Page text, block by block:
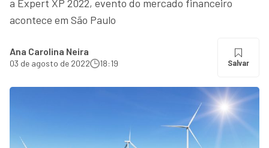
a Expert XP 2022, evento do mercado financeiro
acontece em São Paulo
Ana Carolina Neira
03 de agosto de 2022 18:19 Salvar